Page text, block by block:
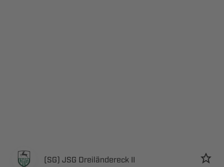
   